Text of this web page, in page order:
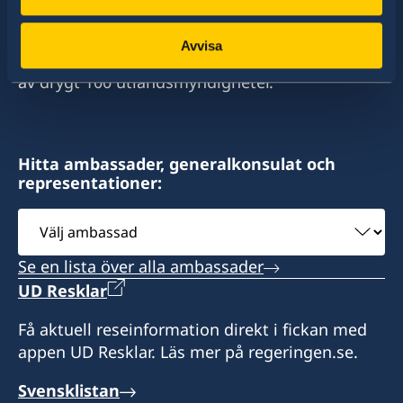
Avvisa
stort sett alla stater i världen. I ungefär hälften
av dessa stater har Sverige ambassader och
av drygt 100 utlandsmyndigheter.
Hitta ambassader, generalkonsulat och
representationer:
Välj
ambassad
Se en lista över alla ambassader
UD Resklar
Få aktuell reseinformation direkt i fickan med
appen UD Resklar. Läs mer på regeringen.se.
Svensklistan